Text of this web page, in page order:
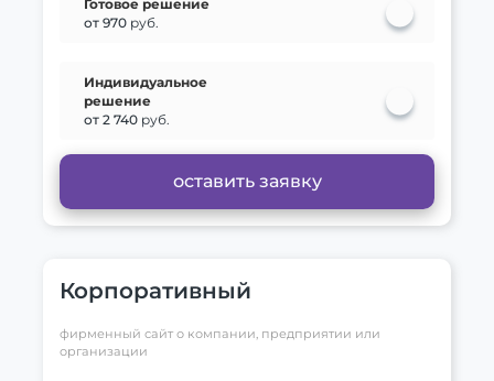
Готовое решение
от 970 руб.
Индивидуальное
решение
от 2 740 руб.
оставить заявку
Корпоративный
фирменный сайт о компании, предприятии или
организации